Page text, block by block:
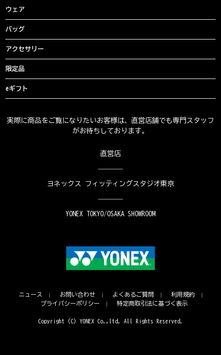
ウェア
バッグ
アクセサリー
限定品
eギフト
実際に商品をご覧になりたいお客様は、直営店舗でも専門スタッフ
がお待ちしております。
直営店
ヨネックス フィッティングスタジオ東京
YONEX TOKYO/OSAKA SHOWROOM
ニュース お問い合わせ よくあるご質問
利用規約
プライバシーポリシー
特定商取引法に基づく表示
Copyright (C) YONEX Co.,ltd. All Rights Reserved.